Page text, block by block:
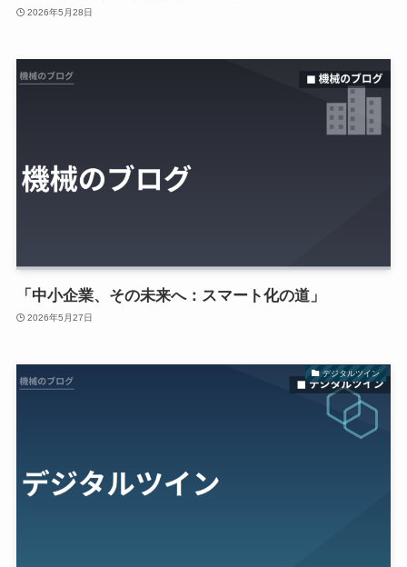
2026年5月28日
「中小企業、その未来へ：スマート化の道」
2026年5月27日
デジタルツイン